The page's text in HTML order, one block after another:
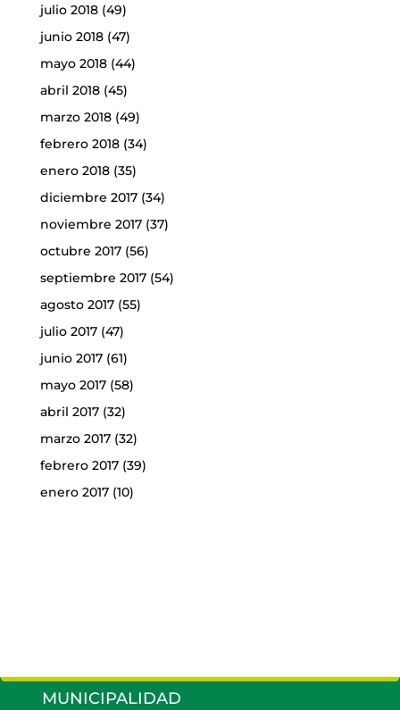
julio 2018(49)
junio 2018(47)
mayo 2018(44)
abril 2018(45)
marzo 2018(49)
febrero 2018(34)
enero 2018(35)
diciembre 2017(34)
noviembre 2017(37)
octubre 2017(56)
septiembre 2017(54)
agosto 2017(55)
julio 2017(47)
junio 2017(61)
mayo 2017(58)
abril 2017(32)
marzo 2017(32)
febrero 2017(39)
enero 2017(10)
MUNICIPALIDAD